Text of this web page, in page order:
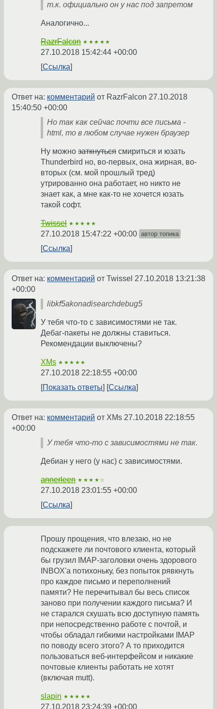
т.к. официально он у нас под запретом
Аналогично...
RazrFalcon ★★★★★
27.10.2018 15:42:44 +00:00
Ссылка
Ответ на: комментарий от RazrFalcon 27.10.2018
15:40:50 +00:00
Но так как сейчас почти все письма -
html, то в любом случае нужен браузер
Ну можно заткнуться смириться и юзать
Thunderbird но, во-первых, она жирная, во-
вторых (см. мой прошлый тред)
утрированно она работает, но никто не
знает как, а мне как-то не хочется юзать
такой софт.
Twissel ★★★★★
27.10.2018 15:47:22 +00:00 автор топика
Ссылка
Ответ на: комментарий от Twissel 27.10.2018 13:21:38
+00:00
libkf5akonadisearchdebug5
У тебя что-то с зависимостями не так.
Дебаг-пакеты не должны ставиться.
Рекомендации выключены?
XMs ★★★★★
27.10.2018 22:18:55 +00:00
Показать ответы
Ссылка
Ответ на: комментарий от XMs 27.10.2018 22:18:55
+00:00
У тебя что-то с зависимостями не так.
Дебиан у него (у нас) с зависимостями.
annerleen ★★★★☆
27.10.2018 23:01:55 +00:00
Ссылка
Прошу прощения, что влезаю, но не
подскажете ли почтового клиента, который
бы грузил IMAP-заголовки очень здорового
INBOX'а потихоньку, без попыток рявкнуть
про каждое письмо и переполнений
памяти? Не перечитывал бы весь список
заново при получении каждого письма? И
не старался скушать всю доступную память
при непосредственно работе с почтой, и
чтобы обладал гибкими настройками IMAP
по поводу всего этого? А то приходится
пользоваться веб-интерфейсом и никакие
почтовые клиенты работать не хотят
(включая mutt).
slapin ★★★★★
27.10.2018 23:24:39 +00:00